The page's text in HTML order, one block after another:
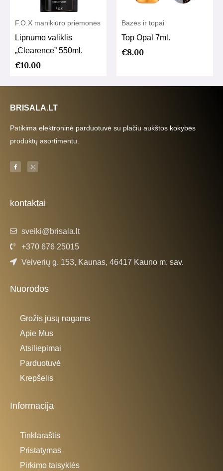
F.O.X manikiūro priemonės
Lipnumo valiklis
„Clearence” 550ml.
€10.00
Bazės ir topai
Top Opal 7ml.
€8.00
BRISALA.LT
Patikima elektroninė parduotuvė su plačiu aukštos kokybės
produktų asortimentu.
F
a
c
-
f
I
n
s
m
kontaktai
sveiki@brisala.lt
+370 676 25015
Veiverių g. 153, Kaunas, 46417 Kauno m. sav.
Nuorodos
Grožis jūsų nagams
Apie Mus
Atsiliepimai
Parduotuvė
Krepšelis
Informacija
Tinklaraštis
Pristatymas
Pirkimo taisyklės